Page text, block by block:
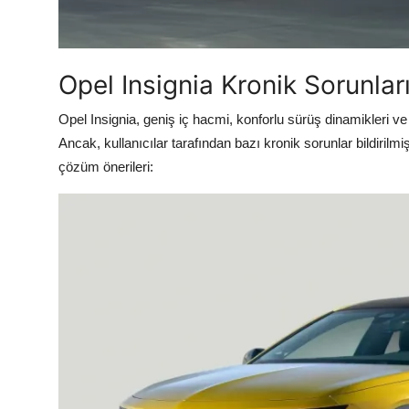
Dizel Sistemler
Multimedya & Elektronik
Opel Insignia Kronik
Opel Insignia, geniş iç hacmi, konforlu sürüş dinamikleri
Ancak, kullanıcılar tarafından bazı kronik sorunlar
çözüm önerileri: